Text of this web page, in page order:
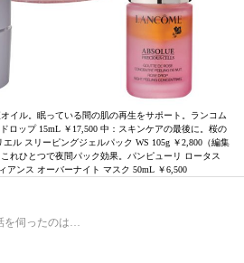
イル。眠っている間の肌の再生をサポート。ランコム
ロップ 15mL ￥17,500 中：スキンケアの最後に。桜の
ル スリーピングジェルパック WS 105g ￥2,800（編集
れひとつで夜間パック効果。パンピューリ ロータス
アンス オーバーナイト マスク 50mL ￥6,500
を伺ったのは…